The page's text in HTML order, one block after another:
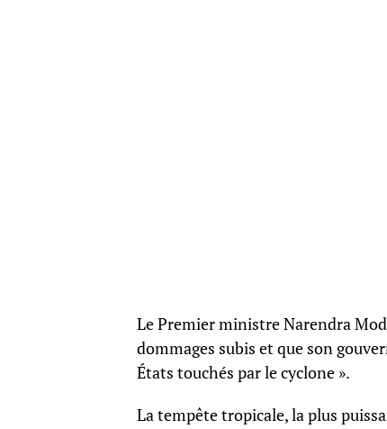
Le Premier ministre Narendra
dommages subis et que son
États touchés par le cyclone ».
La tempête tropicale, la plus